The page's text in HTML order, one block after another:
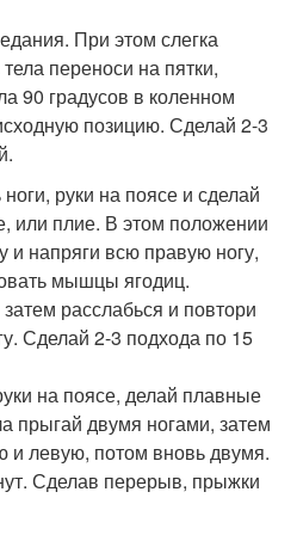
При этом слегка
переноси на пятки,
90 градусов в коленном
позицию. Сделай 2-3
руки на поясе и сделай
или плие. В этом положении
и напряги всю правую ногу,
мышцы ягодиц.
расслабься и повтори
Сделай 2-3 подхода по 15
на поясе, делай плавные
прыгай двумя ногами, затем
и левую, потом вновь двумя.
Сделав перерыв, прыжки